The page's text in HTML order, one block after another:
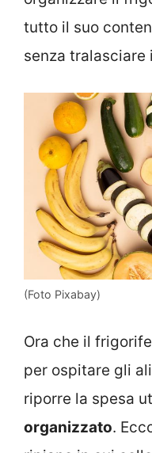
tutto il suo
senza
(Foto Pixabay)
Ora che il
per ospitare gli
riporre la spesa
organizzato.